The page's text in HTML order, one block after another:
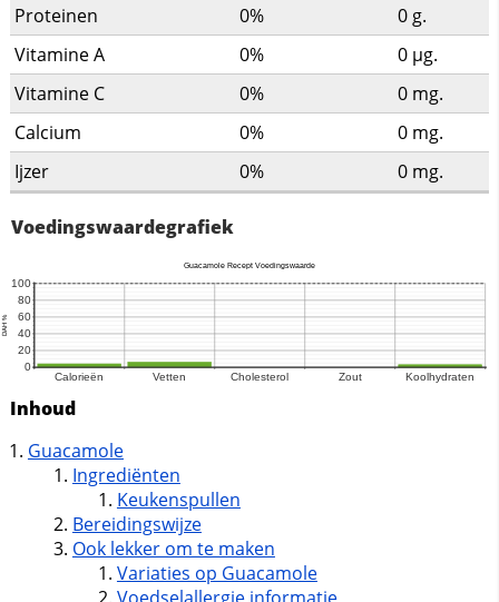
Proteinen 0% 0 g.
Vitamine A
0% 0 µg.
Vitamine C
0% 0 mg.
Calcium
0% 0 mg.
Ijzer
0% 0 mg.
Voedingswaardegrafiek
Inhoud
Guacamole
Ingrediënten
Keukenspullen
Bereidingswijze
Ook lekker om te maken
Variaties op Guacamole